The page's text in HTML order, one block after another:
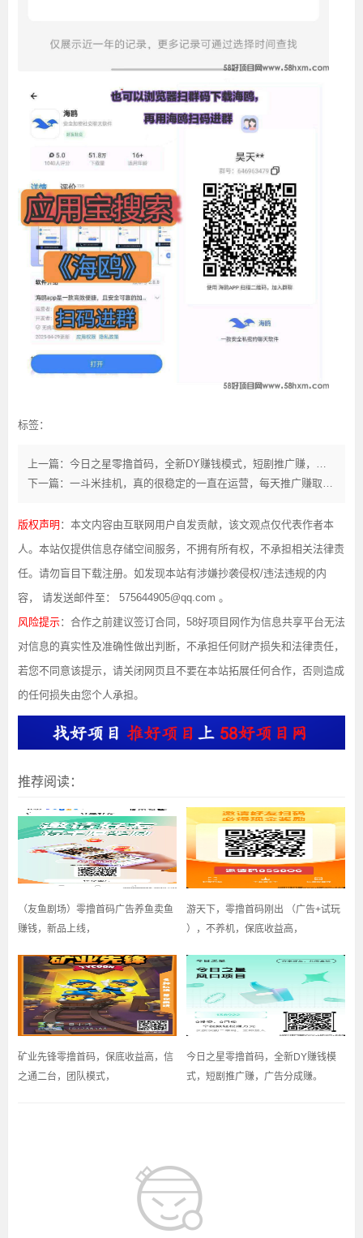
标签：
上一篇：今日之星零撸首码，全新DY赚钱模式，短剧推广赚，广告分成赚。
下一篇：一斗米挂机，真的很稳定的一直在运营，每天推广赚取收益
版权声明 ：本文内容由互联网用户自发贡献，该文观点仅代表作者本
人。本站仅提供信息存储空间服务，不拥有所有权，不承担相关法律责
任。请勿盲目下载注册。如发现本站有涉嫌抄袭侵权/违法违规的内
容， 请发送邮件至： 575644905@qq.com 。
风险提示：合作之前建议签订合同，58好项目网作为信息共享平台无法
对信息的真实性及准确性做出判断，不承担任何财产损失和法律责任，
若您不同意该提示，请关闭网页且不要在本站拓展任何合作，否则造成
的任何损失由您个人承担。
推荐阅读：
（友鱼剧场）零撸首码广告养鱼卖鱼
赚钱，新品上线，
游天下，零撸首码刚出 （广告+试玩
），不养机，保底收益高，
矿业先锋零撸首码，保底收益高，信
之通二台，团队模式，
今日之星零撸首码，全新DY赚钱模
式，短剧推广赚，广告分成赚。